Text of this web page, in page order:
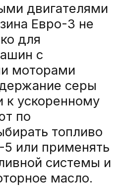
двигателями
Евро-3 не
для
с
моторами
серы
к ускоренному
по
топливо
5 или применять
системы и
масло.